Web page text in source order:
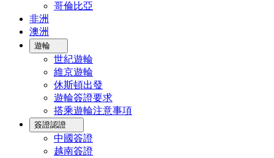
哥倫比亞
非洲
澳洲
遊輪
世紀遊輪
維京遊輪
休斯頓出發
遊輪簽證要求
搭乘遊輪注意事項
簽證認證
中國簽證
越南簽證